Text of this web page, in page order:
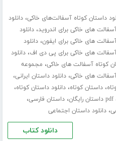
داستان کوتاه آسفالت‌های خاکی،دانلود
های خاکی برای اندروید،دانلود
های خاکی برای ایفون،دانلود
آسفالت های خاکی برای پی دی اف،دانلود
کوتاه آسفالت های خاکی، مجموعه
های خاکی،دانلود داستان ایرانی،
،داستان کوتاه،دانلود داستان کوتاه،
pdf داستان رایگان ،داستان فارسی،
،دانلود داستان اجتماعی
دانلود کتاب